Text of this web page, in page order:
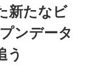
新たなビ
ンデータ
う